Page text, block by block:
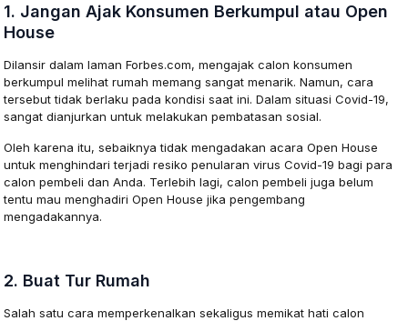
1. Jangan Ajak Konsumen Berkumpul atau Open
House
Dilansir dalam laman Forbes.com, mengajak calon konsumen
berkumpul melihat rumah memang sangat menarik. Namun, cara
tersebut tidak berlaku pada kondisi saat ini. Dalam situasi Covid-19,
sangat dianjurkan untuk melakukan pembatasan sosial.
Oleh karena itu, sebaiknya tidak mengadakan acara Open House
untuk menghindari terjadi resiko penularan virus Covid-19 bagi para
calon pembeli dan Anda. Terlebih lagi, calon pembeli juga belum
tentu mau menghadiri Open House jika pengembang
mengadakannya.
2. Buat Tur Rumah
Salah satu cara memperkenalkan sekaligus memikat hati calon